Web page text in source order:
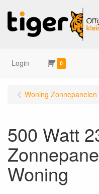
Login 0
Woning Zonnepanelen
500 Watt
Woning